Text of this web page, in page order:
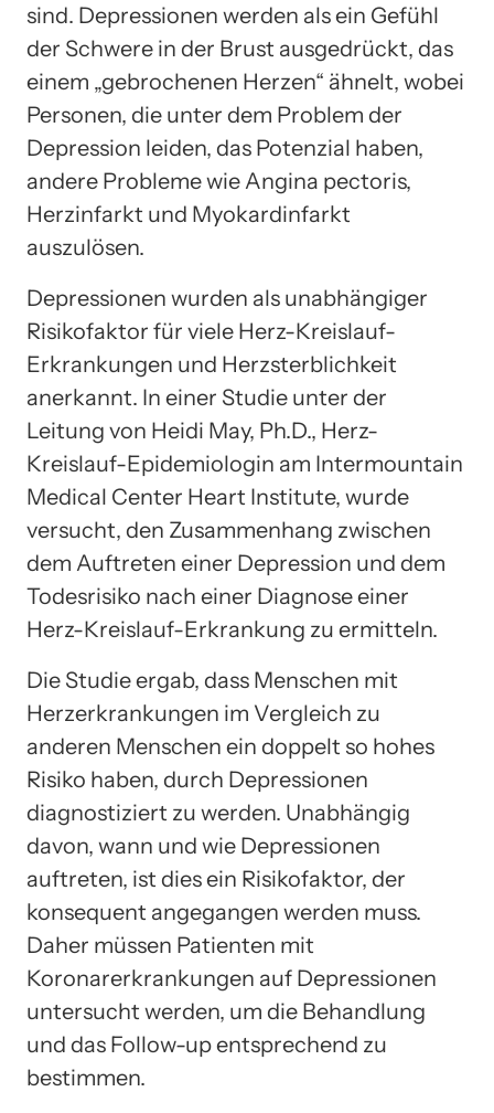
sind. Depressionen werden als ein Gefühl
der Schwere in der Brust ausgedrückt, das
einem „gebrochenen Herzen“ ähnelt, wobei
Personen, die unter dem Problem der
Depression leiden, das Potenzial haben,
andere Probleme wie Angina pectoris,
Herzinfarkt und Myokardinfarkt
auszulösen.
Depressionen wurden als unabhängiger
Risikofaktor für viele Herz-Kreislauf-
Erkrankungen und Herzsterblichkeit
anerkannt. In einer Studie unter der
Leitung von Heidi May, Ph.D., Herz-
Kreislauf-Epidemiologin am Intermountain
Medical Center Heart Institute, wurde
versucht, den Zusammenhang zwischen
dem Auftreten einer Depression und dem
Todesrisiko nach einer Diagnose einer
Herz-Kreislauf-Erkrankung zu ermitteln.
Die Studie ergab, dass Menschen mit
Herzerkrankungen im Vergleich zu
anderen Menschen ein doppelt so hohes
Risiko haben, durch Depressionen
diagnostiziert zu werden. Unabhängig
davon, wann und wie Depressionen
auftreten, ist dies ein Risikofaktor, der
konsequent angegangen werden muss.
Daher müssen Patienten mit
Koronarerkrankungen auf Depressionen
untersucht werden, um die Behandlung
und das Follow-up entsprechend zu
bestimmen.